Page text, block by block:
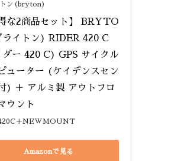
トン(bryton)
得な2商品セット】 BRYTO
イトン) RIDER 420 C
ダー 420 C) GPS サイクル
ューター (ケイデンスセン
) ＋ アルミ製 アウトフロ
ウント
＋NEWMOUNT
Amazonで見る